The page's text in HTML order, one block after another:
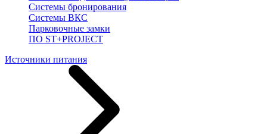
Системы бронирования
Системы ВКС
Парковочные замки
ПО ST+PROJECT
Источники питания